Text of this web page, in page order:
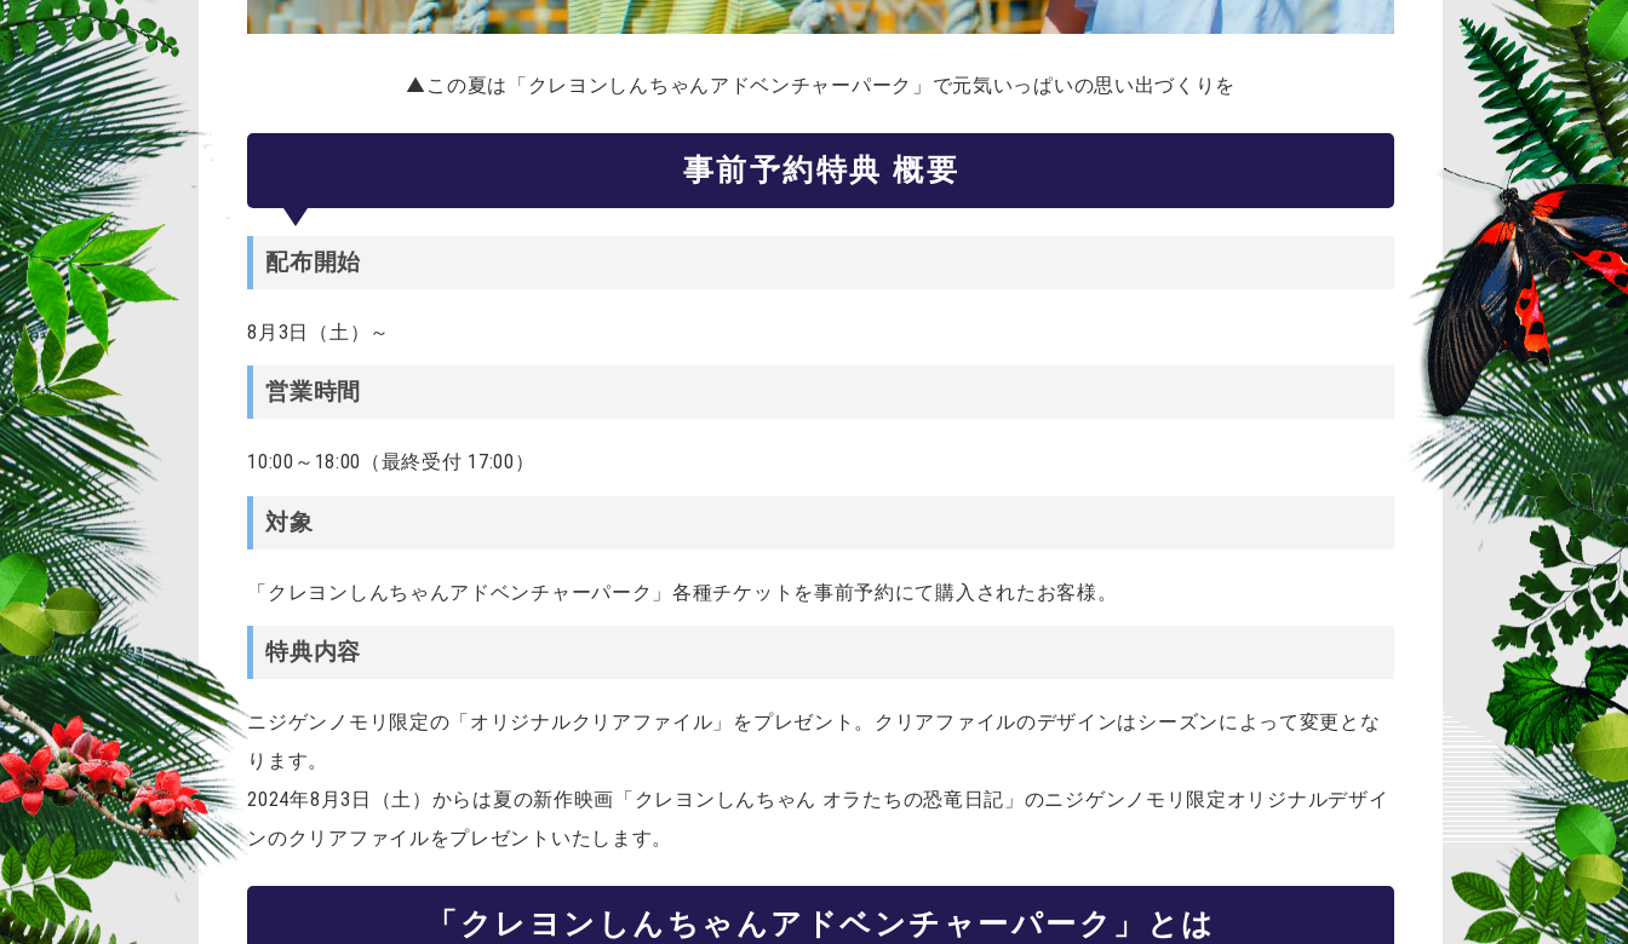
▲この夏は「クレヨンしんちゃんアドベンチャーパーク」で元気いっぱいの思い出づくりを
事前予約特典 概要
配布開始
8月3日（土）～
営業時間
10:00～18:00（最終受付 17:00）
対象
「クレヨンしんちゃんアドベンチャーパーク」各種チケットを事前予約にて購入されたお客様。
特典内容
ニジゲンノモリ限定の「オリジナルクリアファイル」をプレゼント。クリアファイルのデザインはシーズンによって変更とな
ります。
2024年8月3日（土）からは夏の新作映画「クレヨンしんちゃん オラたちの恐竜日記」のニジゲンノモリ限定オリジナルデザイ
ンのクリアファイルをプレゼントいたします。
「クレヨンしんちゃんアドベンチャーパーク」とは